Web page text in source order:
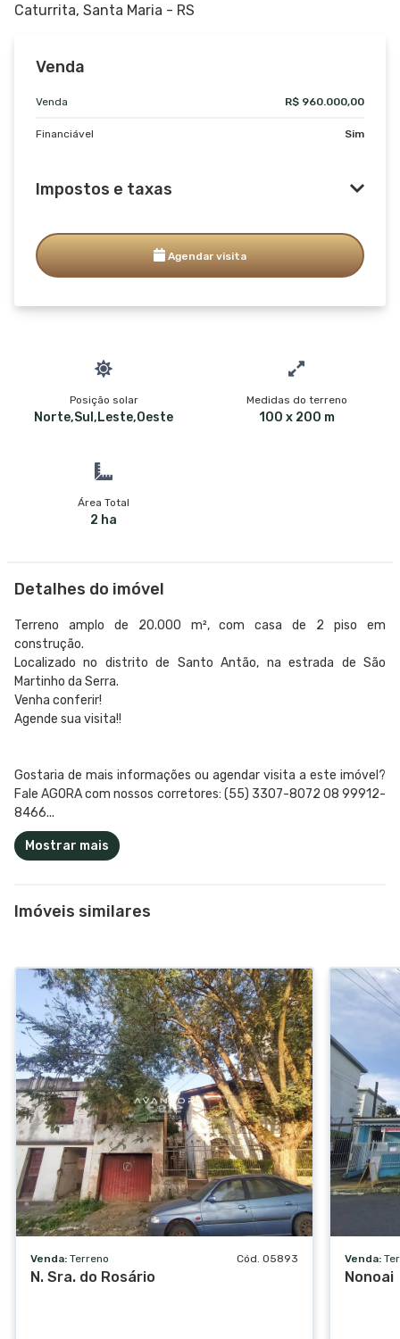
Caturrita, Santa Maria - RS
Venda
Venda R$ 960.000,00
Financiável Sim
Impostos e taxas
Agendar visita
Posição solar
Norte,Sul,Leste,Oeste
Medidas do terreno
100 x 200 m
Área Total
2 ha
Detalhes do imóvel
Terreno amplo de 20.000 m², com casa de 2 piso em
construção.
Localizado no distrito de Santo Antão, na estrada de São
Martinho da Serra.
Venha conferir!
Agende sua visita!!
Gostaria de mais informações ou agendar visita a este imóvel?
Fale AGORA com nossos corretores: (55) 3307-8072 08 99912-
8466...
Mostrar mais
Imóveis similares
Venda: Terreno Cód. 05893
N. Sra. do Rosário
Venda:
Nonoai